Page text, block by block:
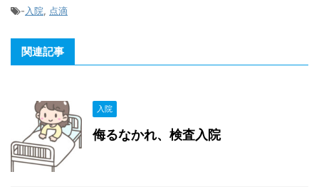
-入院, 点滴
関連記事
入院
侮るなかれ、検査入院